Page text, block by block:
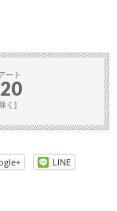
ート
く]
LINE